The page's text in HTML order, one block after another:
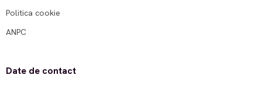
Politica cookie
ANPC
Date de contact